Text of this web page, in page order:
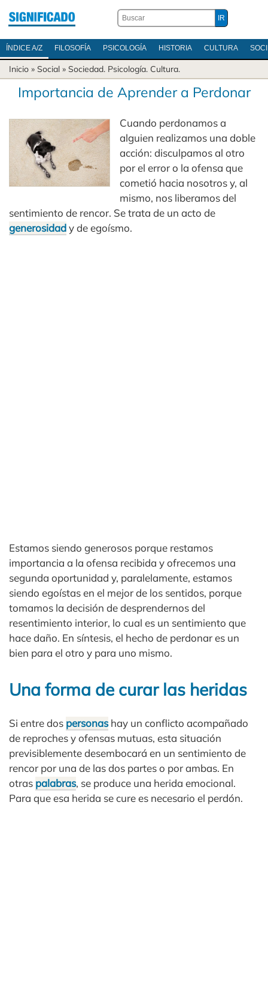
ÍNDICE A/Z FILOSOFÍA PSICOLOGÍA HISTORIA CULTURA
Inicio » Social » Sociedad. Psicología. Cultura.
Importancia de Aprender a Perdonar
Cuando perdonamos a
alguien realizamos una doble
acción: disculpamos al otro
por el error o la ofensa que
cometió hacia nosotros y, al
mismo, nos liberamos del
sentimiento de rencor. Se trata de un acto de
generosidady de egoísmo.
Estamos siendo generosos porque restamos
importancia a la ofensa recibida y ofrecemos una
segunda oportunidad y, paralelamente, estamos
siendo egoístas en el mejor de los sentidos, porque
tomamos la decisión de desprendernos del
resentimiento interior, lo cual es un sentimiento que
hace daño. En síntesis, el hecho de perdonar es un
bien para el otro y para uno mismo.
Una forma de curar las heridas
Si entre dos personashay un conflicto acompañado
de reproches y ofensas mutuas, esta situación
previsiblemente desembocará en un sentimiento de
rencor por una de las dos partes o por ambas. En
otras palabras, se produce una herida emocional.
Para que esa herida se cure es necesario el perdón.